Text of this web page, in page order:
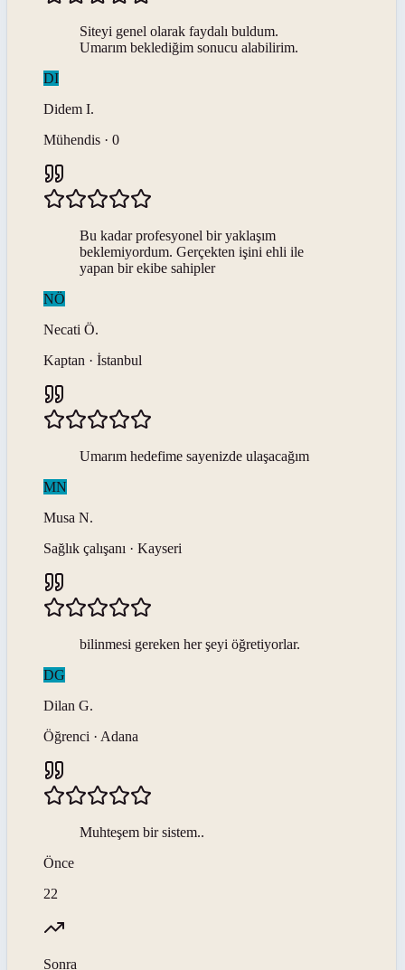
Siteyi genel olarak faydalı buldum.
Umarım beklediğim sonucu alabilirim.
DI
Didem I.
Mühendis · 0
Bu kadar profesyonel bir yaklaşım
beklemiyordum. Gerçekten işini ehli ile
yapan bir ekibe sahipler
NÖ
Necati Ö.
Kaptan · İstanbul
Umarım hedefime sayenizde ulaşacağım
MN
Musa N.
Sağlık çalışanı · Kayseri
bilinmesi gereken her şeyi öğretiyorlar.
DG
Dilan G.
Öğrenci · Adana
Muhteşem bir sistem..
Önce
22
Sonra